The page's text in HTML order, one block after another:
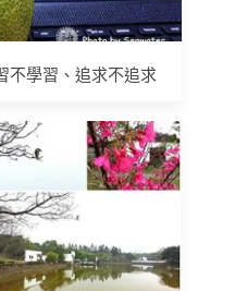
學習、追求不追求